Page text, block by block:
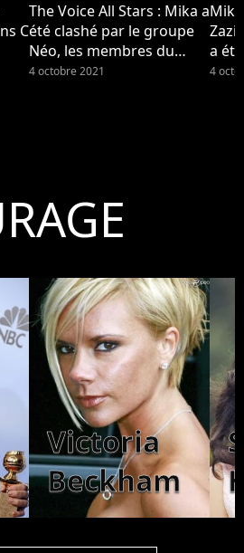
C
The Voice All Stars : Mika a
été clashé par le groupe
Néo, les membres du
groupe se disent "surpris"
4 octobre 2021
a
Néo
4
Victoria
Beckham